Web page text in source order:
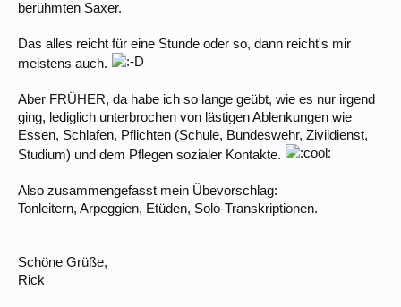
berühmten Saxer.
Das alles reicht für eine Stunde oder so, dann reicht's mir
meistens auch.
Aber FRÜHER, da habe ich so lange geübt, wie es nur irgend
ging, lediglich unterbrochen von lästigen Ablenkungen wie
Essen, Schlafen, Pflichten (Schule, Bundeswehr, Zivildienst,
Studium) und dem Pflegen sozialer Kontakte.
Also zusammengefasst mein Übevorschlag:
Tonleitern, Arpeggien, Etüden, Solo-Transkriptionen.
Schöne Grüße,
Rick